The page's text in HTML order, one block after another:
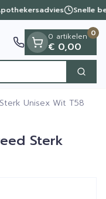
Snelle
Zoek
0 artikelen
€ 0,00
0
Sterk Unisex Wit T58
Sterk